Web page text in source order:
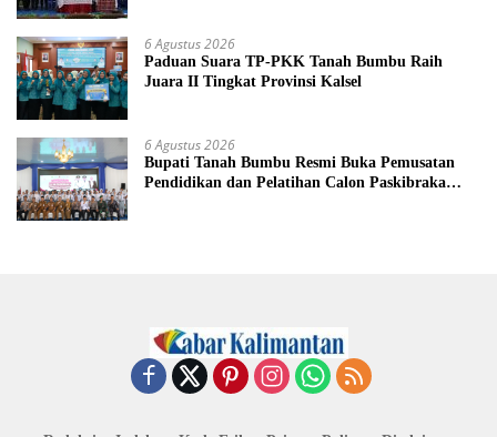
6 Agustus 2026
Paduan Suara TP-PKK Tanah Bumbu Raih
Juara II Tingkat Provinsi Kalsel
6 Agustus 2026
Bupati Tanah Bumbu Resmi Buka Pemusatan
Pendidikan dan Pelatihan Calon Paskibraka